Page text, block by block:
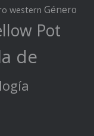
western Género
Pot
de